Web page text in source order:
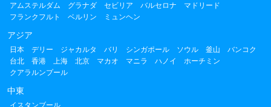
アムステルダム
グラナダ セビリア バルセロナ
マドリード
フランクフルト
ベルリン ミュンヘン
アジア
日本 デリー ジャカルタ バリ シンガポール ソウル 釜山
バンコク
台北
香港 上海 北京 マカオ マニラ ハノイ
ホーチミン
クアラルンプール
中東
イスタンブール